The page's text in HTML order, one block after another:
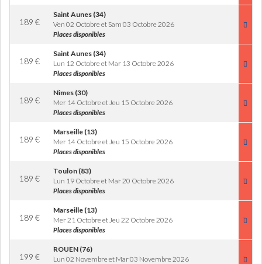
189 €
Saint Aunes (34)
Ven 02 Octobre et Sam 03 Octobre 2026
Places disponibles
189 €
Saint Aunes (34)
Lun 12 Octobre et Mar 13 Octobre 2026
Places disponibles
189 €
Nimes (30)
Mer 14 Octobre et Jeu 15 Octobre 2026
Places disponibles
189 €
Marseille (13)
Mer 14 Octobre et Jeu 15 Octobre 2026
Places disponibles
189 €
Toulon (83)
Lun 19 Octobre et Mar 20 Octobre 2026
Places disponibles
189 €
Marseille (13)
Mer 21 Octobre et Jeu 22 Octobre 2026
Places disponibles
199 €
ROUEN (76)
Lun 02 Novembre et Mar 03 Novembre 2026